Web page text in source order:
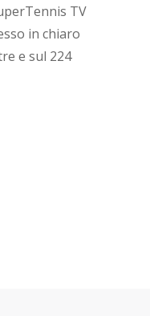
TV
in chiaro
e sul 224